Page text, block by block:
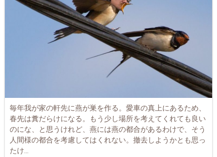
毎年我が家の軒先に燕が巣を作る。愛車の真上にあるため、
春先は糞だらけになる。もう少し場所を考えてくれても良い
のにな、と思うけれど、燕には燕の都合があるわけで、そう
人間様の都合を考慮してはくれない。撤去しようかとも思っ
たけ...